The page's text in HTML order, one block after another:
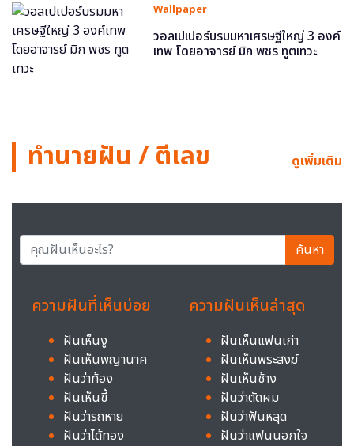
Wallpaper
วอลเปเปอร์บรมมหาเศรษฐีใหญ่ 3 องค์
เทพ โดยอาจารย์ มิก พชร ทูตเทวะ
ทำนายฝัน / ตีเลข ดูเพิ่มเติม
ค้นหา
ความฝันที่เห็นบ่อย
ฝันเห็นงู
ฝันเห็นพญานาค
ฝันว่าท้อง
ฝันเห็นขี้
ฝันว่ารถหาย
ฝันว่าได้ทอง
ความฝันเห็นล่าสุด
ฝันเห็นแฟนเก่า
ฝันเห็นพระสงฆ์
ฝันเห็นช้าง
ฝันว่าตัดผม
ฝันว่าฟันหลุด
ฝันว่าแฟนนอกใจ